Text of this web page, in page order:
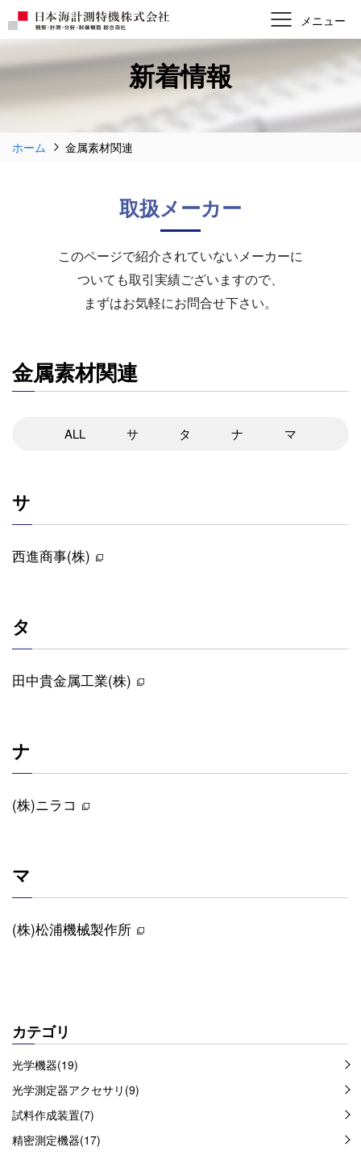
新着情報
ホーム 金属素材関連
取扱メーカー
このページで紹介されていないメーカーに
ついても取引実績ございますので、
まずはお気軽にお問合せ下さい。
金属素材関連
ALL サ タ ナ マ
サ
西進商事(株)
タ
田中貴金属工業(株)
ナ
(株)ニラコ
マ
(株)松浦機械製作所
カテゴリ
光学機器(19)
光学測定器アクセサリ(9)
試料作成装置(7)
精密測定機器(17)